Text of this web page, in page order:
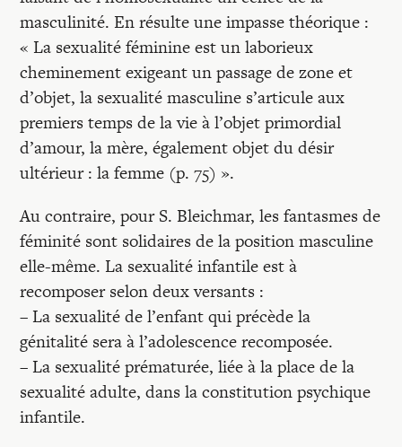
masculinité. En résulte une impasse théorique :
« La sexualité féminine est un laborieux
cheminement exigeant un passage de zone et
d’objet, la sexualité masculine s’articule aux
premiers temps de la vie à l’objet primordial
d’amour, la mère, également objet du désir
ultérieur : la femme (p. 75) ».
Au contraire, pour S. Bleichmar, les fantasmes de
féminité sont solidaires de la position masculine
elle-même. La sexualité infantile est à
recomposer selon deux versants :
– La sexualité de l’enfant qui précède la
génitalité sera à l’adolescence recomposée.
– La sexualité prématurée, liée à la place de la
sexualité adulte, dans la constitution psychique
infantile.